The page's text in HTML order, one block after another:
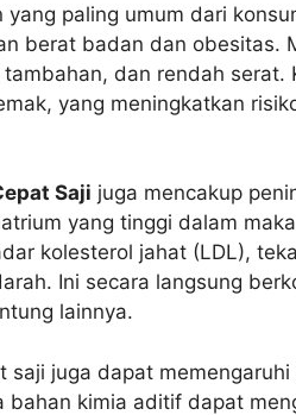
paling umum dari
berat badan dan obesitas.
dan rendah serat.
yang meningkatkan
Saji juga mencakup
yang tinggi dalam
kolesterol jahat (LDL),
Ini secara langsung
lainnya.
saji juga dapat
bahan kimia aditif dapat